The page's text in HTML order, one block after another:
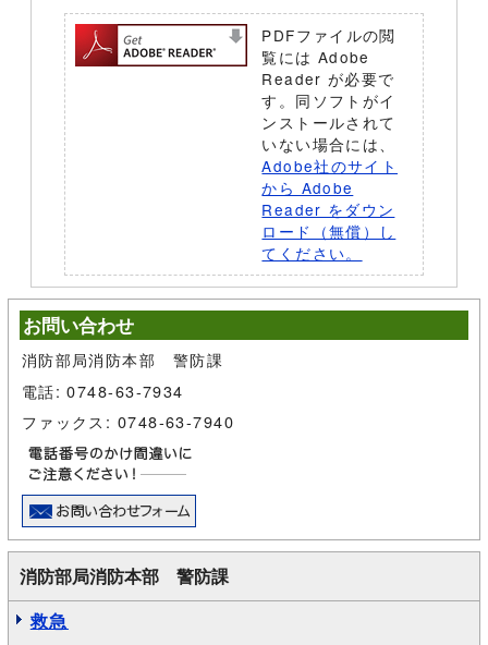
PDFファイルの閲
覧には Adobe
Reader が必要で
す。同ソフトがイ
ンストールされて
いない場合には、
Adobe社のサイト
から Adobe
Reader をダウン
ロード（無償）し
てください。
お問い合わせ
消防部局消防本部 警防課
電話: 0748-63-7934
ファックス: 0748-63-7940
消防部局消防本部 警防課
救急